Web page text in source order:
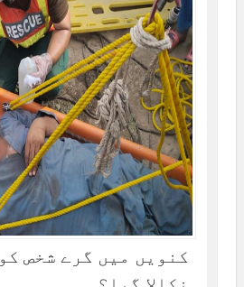
کنویں میں گرے شخص